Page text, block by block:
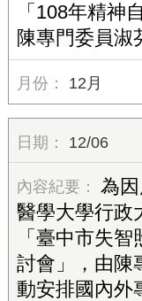
「108年精神
陳專門委員淑
12月
12/06
為
醫學大學行政
「臺中市失
討會」，由陳
動安排國內外